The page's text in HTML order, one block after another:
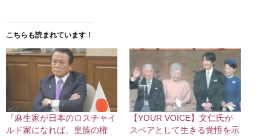
こちらも読まれています！
『麻生家が日本のロスチャイ
ルド家になれば、皇族の権
【YOUR VOICE】文仁氏が
スペアとして生きる覚悟を示